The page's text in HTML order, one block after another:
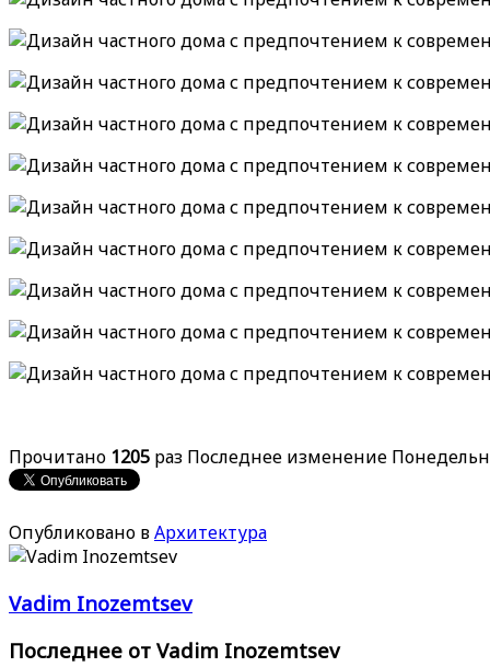
Прочитано 1205 раз Последнее изменение
Опубликовано вАрхитектура
Vadim Inozemtsev
Последнее от Vadim Inozemtsev